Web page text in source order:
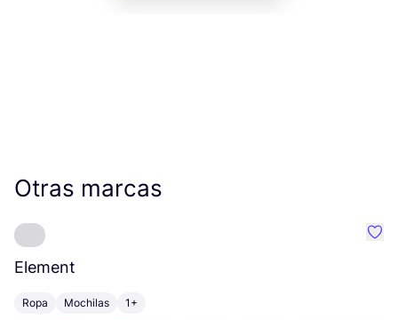
Otras marcas
Element
Ropa Mochilas 1+